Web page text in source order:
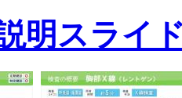
明スライ